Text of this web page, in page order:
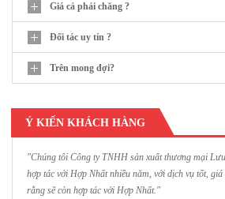
Giá cả phải chăng ?
Đối tác uy tín ?
Trên mong đợi?
Ý KIẾN KHÁCH HÀNG
"Chúng tôi Công ty TNHH sản xuất thương mại
hợp tác với Hợp Nhất nhiều năm, với dịch vụ tốt,
rằng sẽ còn hợp tác với Hợp Nhất."